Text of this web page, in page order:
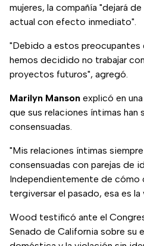
mujeres, la compañía "dejará
actual con efecto inmediato".
"Debido a estos preocupantes
hemos decidido no trabajar
proyectos futuros", agregó.
Marilyn Manson explicó en
que sus relaciones íntimas han
consensuadas.
"Mis relaciones íntimas
consensuadas con parejas de
Independientemente de cómo
tergiversar el pasado, esa es
Wood testificó ante el
Senado de California sobre su